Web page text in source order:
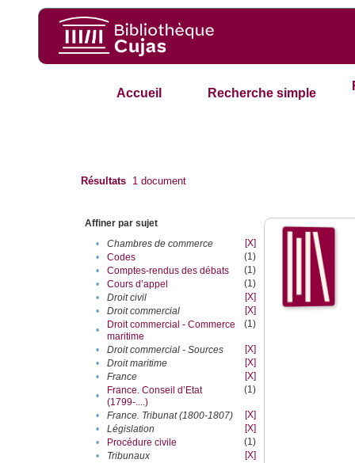
Accueil Recherche simple
Résultats 1 document
Affiner par sujet
•
Chambres de commerce
[X]
•
Codes
(1)
•
Comptes-rendus des débats
(1)
•
Cours d’appel
(1)
•
Droit civil
[X]
•
Droit commercial
[X]
•
Droit commercial - Commerce
maritime
(1)
• Droit commercial - Sources
[X]
•
Droit maritime
[X]
•
France
[X]
•
France. Conseil d’Etat
(1799-....)
(1)
• France. Tribunat (1800-1807)
[X]
•
Législation
[X]
•
Procédure civile
(1)
•
Tribunaux
[X]